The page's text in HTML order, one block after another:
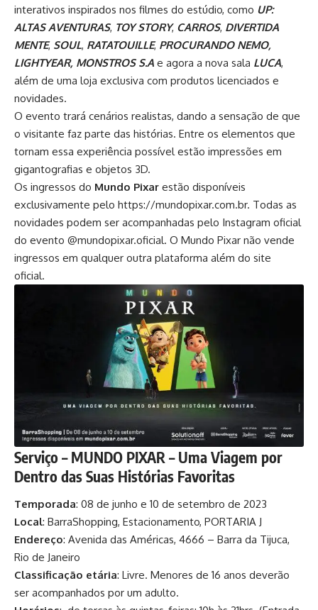
interativos inspirados nos filmes do estúdio, como UP:
ALTAS AVENTURAS, TOY STORY, CARROS, DIVERTIDA
MENTE, SOUL, RATATOUILLE, PROCURANDO NEMO,
LIGHTYEAR, MONSTROS S.A e agora a nova sala LUCA,
além de uma loja exclusiva com produtos licenciados e
novidades.
O evento trará cenários realistas, dando a sensação de que
o visitante faz parte das histórias. Entre os elementos que
tornam essa experiência possível estão impressões em
gigantografias e objetos 3D.
Os ingressos do Mundo Pixar estão disponíveis
exclusivamente pelo https://mundopixar.com.br. Todas as
novidades podem ser acompanhadas pelo Instagram oficial
do evento @mundopixar.oficial. O Mundo Pixar não vende
ingressos em qualquer outra plataforma além do site
oficial.
Serviço – MUNDO PIXAR – Uma Viagem por
Dentro das Suas Histórias Favoritas
Temporada: 08 de junho e 10 de setembro de 2023
Local: BarraShopping, Estacionamento, PORTARIA J
Endereço: Avenida das Américas, 4666 – Barra da Tijuca,
Rio de Janeiro
Classificação etária: Livre. Menores de 16 anos deverão
ser acompanhados por um adulto.